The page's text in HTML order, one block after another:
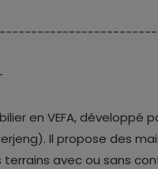
en VEFA, développé
Il propose des
avec ou sans